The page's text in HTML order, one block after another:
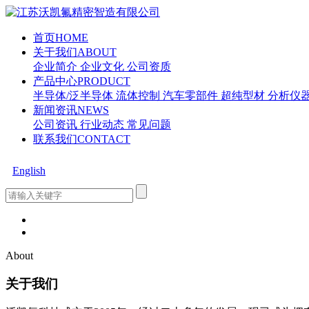
首页HOME
关于我们ABOUT
企业简介 企业文化 公司资质
产品中心PRODUCT
半导体/泛半导体 流体控制 汽车零部件 超纯型材 分析仪
新闻资讯NEWS
公司资讯 行业动态 常见问题
联系我们CONTACT
English
About
关于我们